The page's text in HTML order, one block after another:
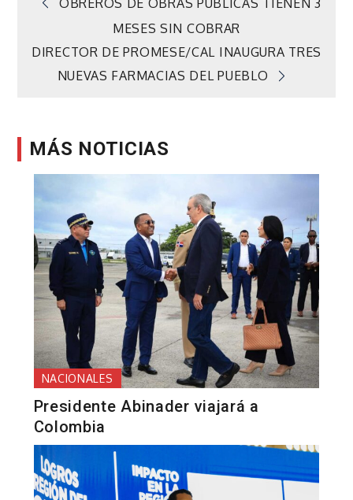
Navegación
de
MESES SIN COBRAR
DIRECTOR DE PROMESE/CAL INAUGURA TRES
NUEVAS FARMACIAS DEL PUEBLO
MÁS NOTICIAS
NACIONALES
Presidente Abinader viajará a
Colombia